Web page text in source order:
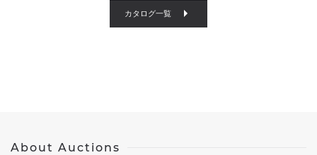
カタログ一覧
About Auctions